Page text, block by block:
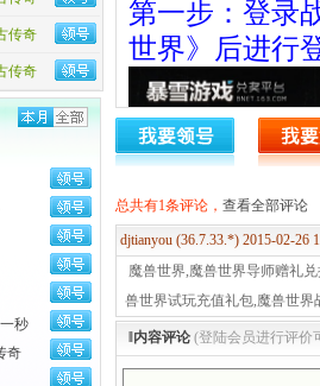
传奇
传奇
秒
奇
第一步：登录
世界》后进行
总共有1条评论， 查看全部评论
djtianyou (36.7.33.*) 2015-02-26
魔兽世界,魔兽世界导师赠礼
兽世界试玩充值礼包,魔兽世
‖内容评论 (登陆会员进行评价